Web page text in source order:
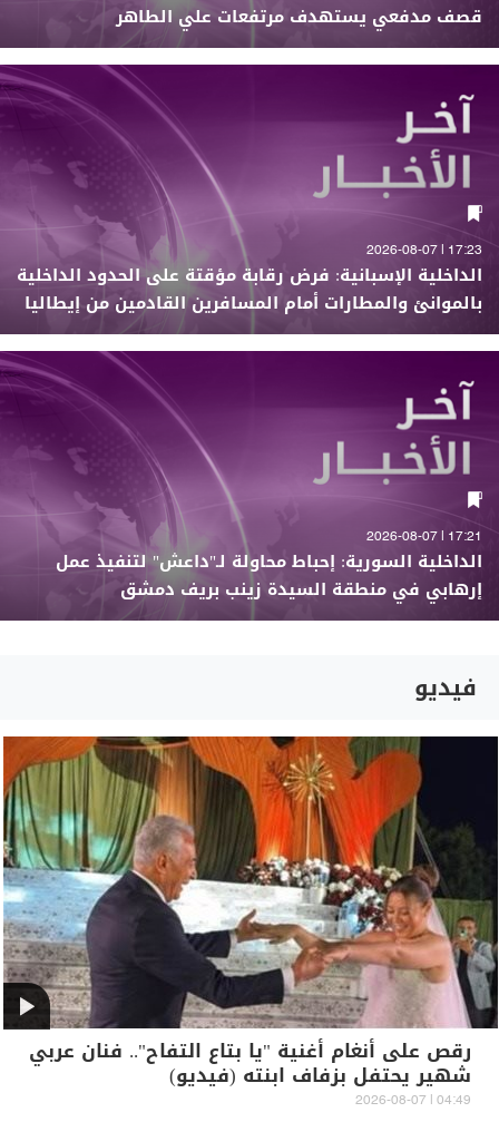
قصف مدفعي يستهدف مرتفعات علي الطاهر
17:23 | 2026-08-07
الداخلية الإسبانية: فرض رقابة مؤقتة على الحدود الداخلية
بالموانئ والمطارات أمام المسافرين القادمين من إيطاليا
17:21 | 2026-08-07
الداخلية السورية: إحباط محاولة لـ"داعش" لتنفيذ عمل
إرهابي في منطقة السيدة زينب بريف دمشق
فيديو
رقص على أنغام أغنية "يا بتاع التفاح".. فنان عربي
شهير يحتفل بزفاف ابنته (فيديو)
04:49 | 2026-08-07